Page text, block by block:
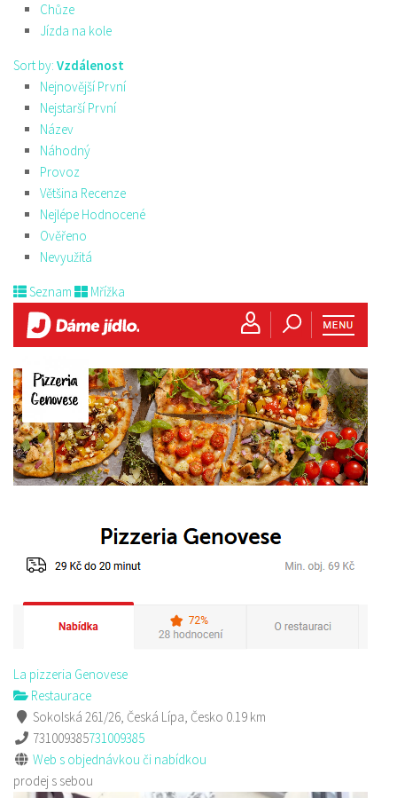
Chůze
Jízda na kole
Sort by: Vzdálenost
Nejnovější První
Nejstarší První
Název
Náhodný
Provoz
Většina Recenze
Nejlépe Hodnocené
Ověřeno
Nevyužitá
Seznam Mřížka
La pizzeria Genovese
Restaurace
Sokolská 261/26, Česká Lípa, Česko 0.19 km
731009385731009385
Web s objednávkou či nabídkou
prodej s sebou